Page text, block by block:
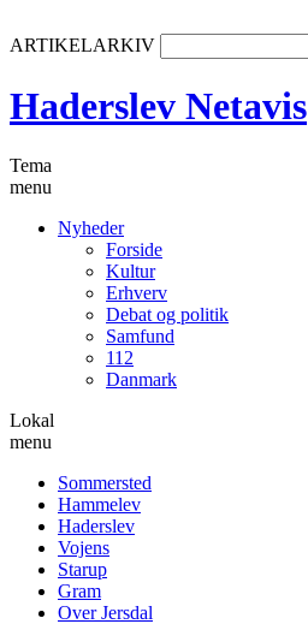
ARTIKELARKIV
Haderslev Netavis
Tema
menu
Nyheder
Forside
Kultur
Erhverv
Debat og politik
Samfund
112
Danmark
Lokal
menu
Sommersted
Hammelev
Haderslev
Vojens
Starup
Gram
Over Jersdal